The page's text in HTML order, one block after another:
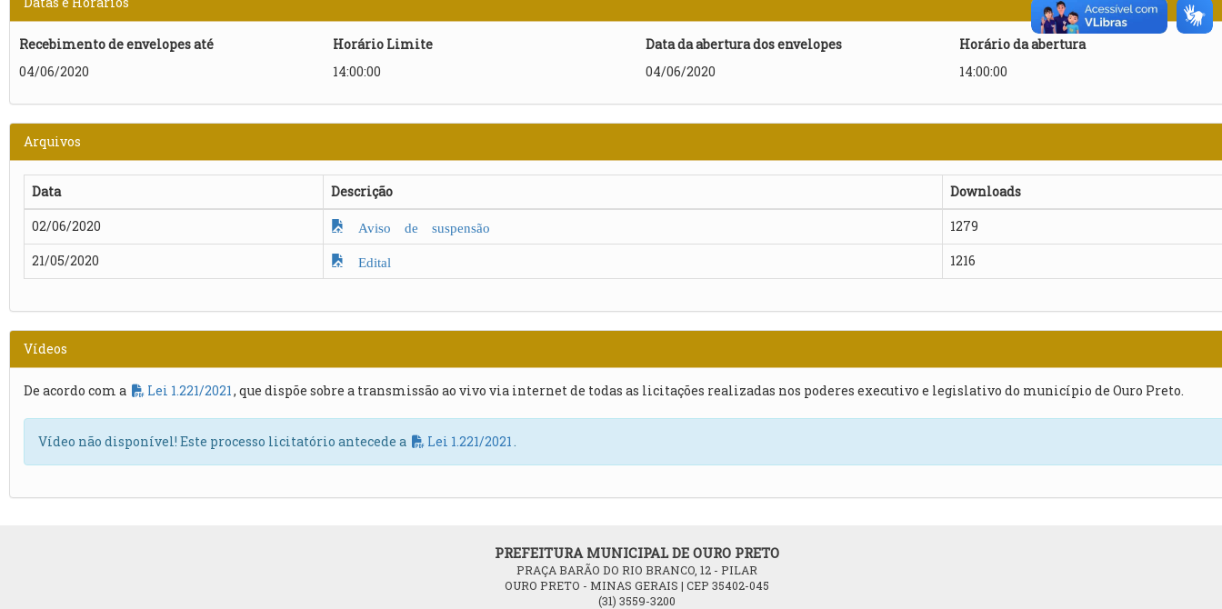
Recebimento de envelopes até
04/06/2020
Horário Limite
14:00:00
Data da abertura dos envelopes
04/06/2020
Horário da abertura
14:00:00
Arquivos
Data Descrição
Downloads
02/06/2020
Aviso de suspensão
1279
21/05/2020
Edital 1216
Vídeos
De acordo com a Lei 1.221/2021 , que dispõe sobre a transmissão ao vivo via internet de todas as licitações realizadas nos poderes executivo e legislativo do município de Ouro Preto.
Vídeo não disponível! Este processo licitatório antecede a Lei 1.221/2021
PREFEITURA MUNICIPAL DE OURO PRETO
PRAÇA BARÃO DO RIO BRANCO, 12 - PILAR
OURO PRETO - MINAS GERAIS | CEP 35402-045
(31) 3559-3200